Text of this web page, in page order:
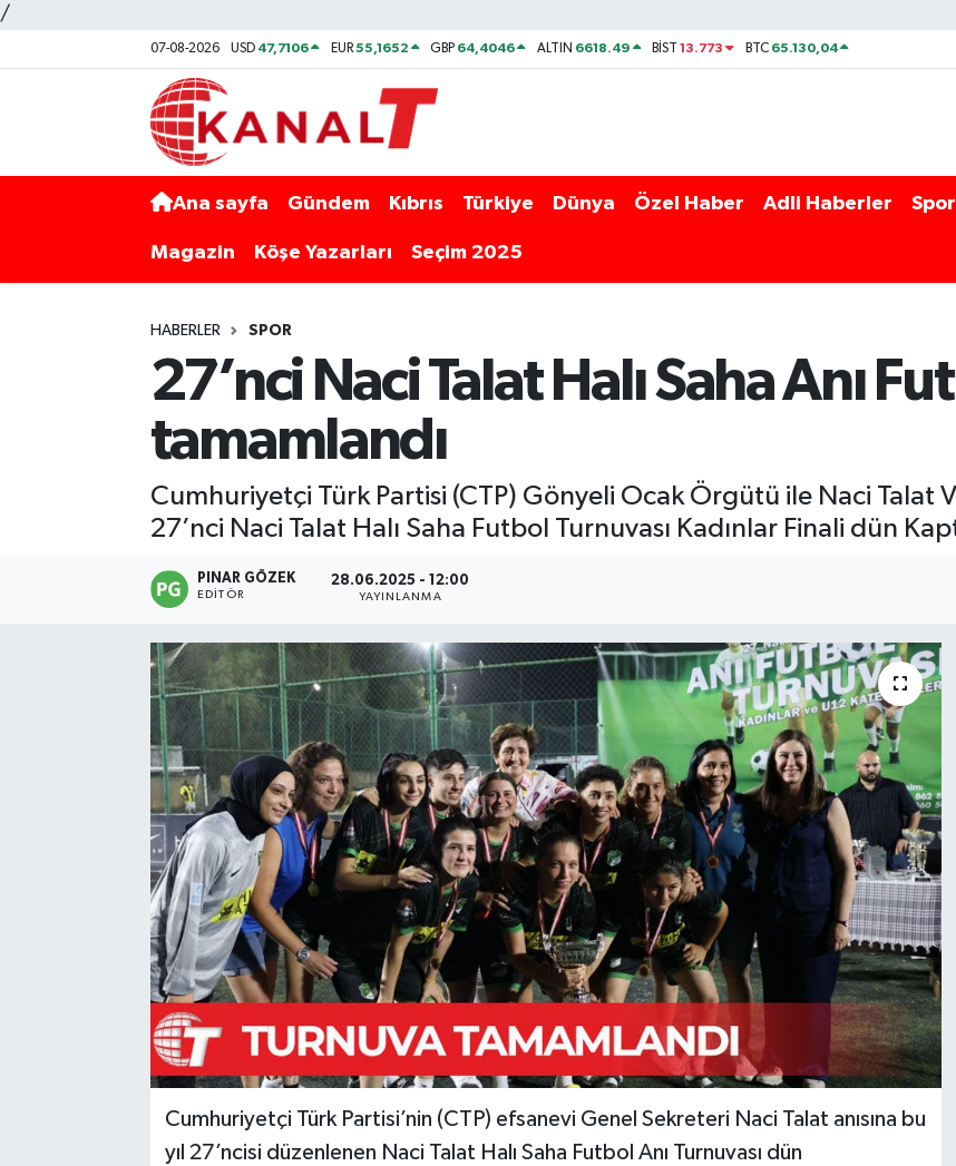
/
07-08-2026 USD 47,7106 EUR55,1652 GBP 64,4046 ALTIN 6618.49 BİST13.773 BTC 65.130,04
Ana sayfa Gündem Kıbrıs Türkiye Dünya Özel Haber Adli Haberler Spor
Magazin Köşe Yazarları Seçim 2025
HABERLER SPOR
27’nci Naci Talat Halı Saha Anı
tamamlandı
Cumhuriyetçi Türk Partisi (CTP) Gönyeli Ocak Örgütü ile Naci Talat
27’nci Naci Talat Halı Saha Futbol Turnuvası Kadınlar Finali dün
PINAR GÖZEK
EDITÖR
28.06.2025 - 12:00
YAYINLANMA
Cumhuriyetçi Türk Partisi’nin (CTP) efsanevi Genel Sekreteri Naci Talat anısına bu
yıl 27’ncisi düzenlenen Naci Talat Halı Saha Futbol Anı Turnuvası dün